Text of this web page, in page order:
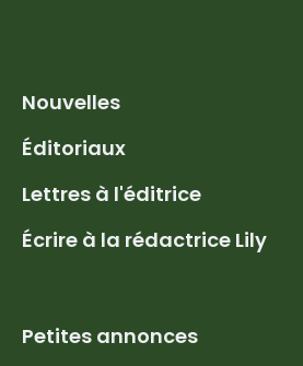
Nouvelles
Éditoriaux
Lettres à l'éditrice
Écrire à la rédactrice Lily
Petites annonces